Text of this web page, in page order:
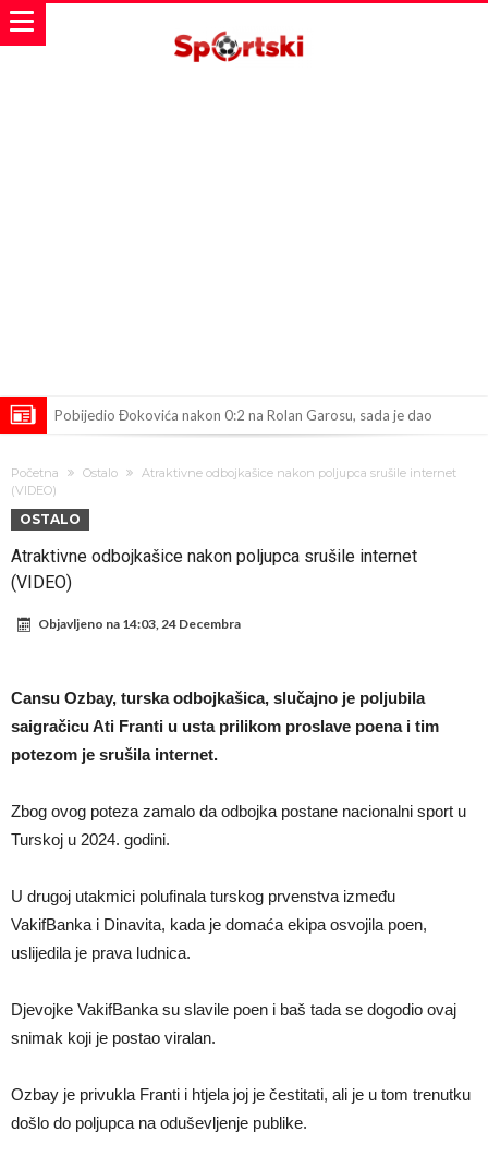
Pobijedio Đokovića nakon 0:2 na Rolan Garosu, sada je dao
daleko”
Koliko traži PSG i koji je Liverpulov “plafon” za Bredlija Barkolu?
Prva ponuda za Rafaela Leaa – odbijena!
Zašto je nepoznati italijanski petoligaš dobio nevjerovatan stadion
zahtijeva pravdu.
Potresne scene na sahrani UFC borca! Red ljudi, muzika i aplauz koji
tjera suze
GROM USMRTIO FUDBALERA: Velika tragedija! Povrijeđeno još 12
Početna Ostalo
Atraktivne odbojkašice nakon poljupca srušile internet
(VIDEO)
OSTALO
Atraktivne odbojkašice nakon poljupca srušile internet
(VIDEO)
Objavljeno na 14:03, 24 Decembra
Cansu Ozbay, turska odbojkašica, slučajno je poljubila
saigračicu Ati Franti u usta prilikom proslave poena i tim
potezom je srušila internet.
Zbog ovog poteza zamalo da odbojka postane nacionalni sport u
Turskoj u 2024. godini.
U drugoj utakmici polufinala turskog prvenstva između
VakifBanka i Dinavita, kada je domaća ekipa osvojila poen,
uslijedila je prava ludnica.
Djevojke VakifBanka su slavile poen i baš tada se dogodio ovaj
snimak koji je postao viralan.
Ozbay je privukla Franti i htjela joj je čestitati, ali je u tom trenutku
došlo do poljupca na oduševljenje publike.